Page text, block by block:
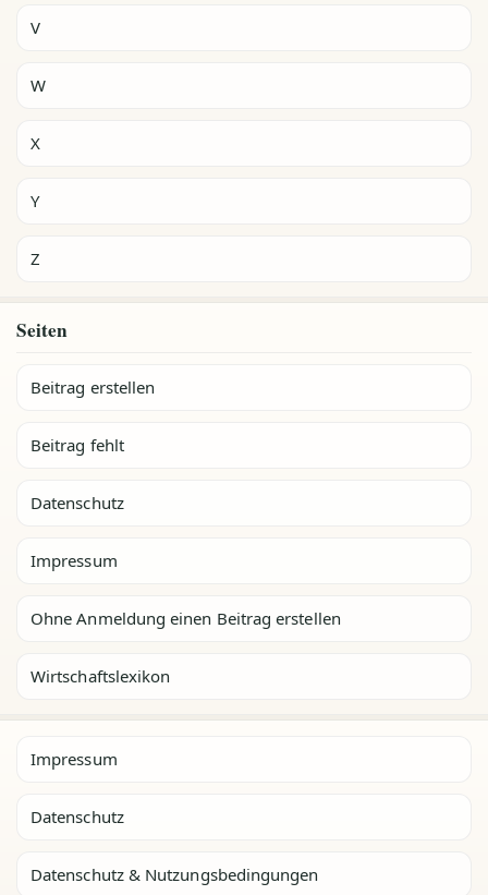
V
W
X
Y
Z
Seiten
Beitrag erstellen
Beitrag fehlt
Datenschutz
Impressum
Ohne Anmeldung einen Beitrag erstellen
Wirtschaftslexikon
Impressum
Datenschutz
Datenschutz & Nutzungsbedingungen